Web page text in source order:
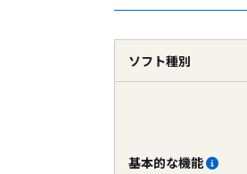
ソフト種別
基本的な機能